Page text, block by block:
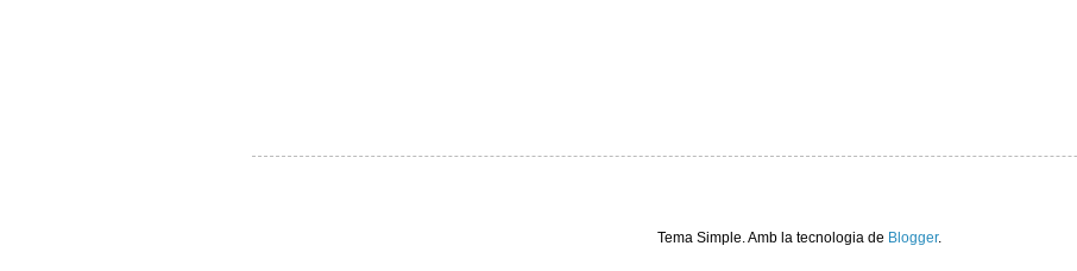
Tema Simple. Amb la tecnologia de Blogger.